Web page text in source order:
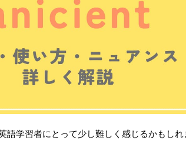
語学習者にとって少し難しく感じるかもし